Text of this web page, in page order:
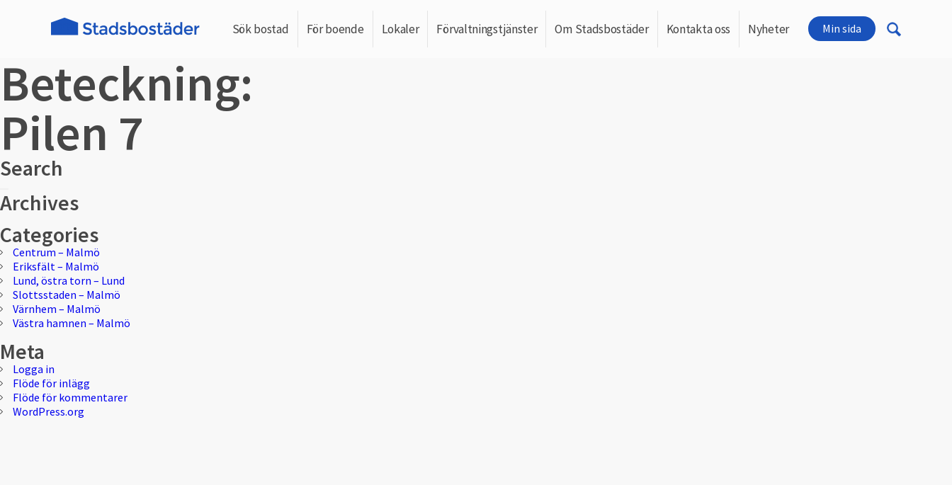
Sök bostad För boende Lokaler Förvaltningstjänster Om Stadsbostäder Kontakta oss Nyheter Min sida
Beteckning:
Pilen 7
Search
efter:
Sök
Archives
Categories
Centrum – Malmö
Eriksfält – Malmö
Lund, östra torn – Lund
Slottsstaden – Malmö
Värnhem – Malmö
Västra hamnen – Malmö
Meta
Logga in
Flöde för inlägg
Flöde för kommentarer
WordPress.org